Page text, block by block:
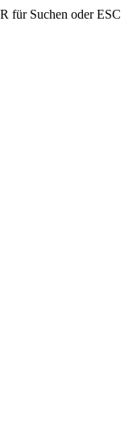
für Suchen oder ESC